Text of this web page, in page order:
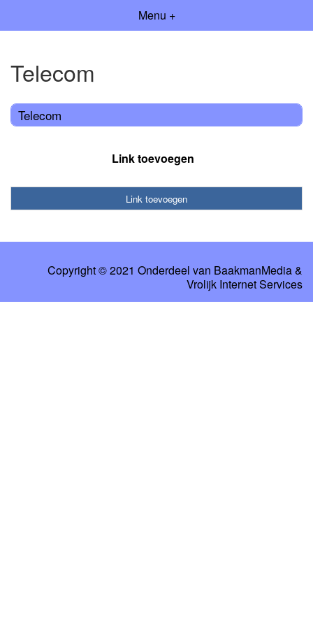
Menu +
Telecom
Telecom
Link toevoegen
Link toevoegen
Copyright © 2021 Onderdeel van BaakmanMedia&
Vrolijk Internet Services